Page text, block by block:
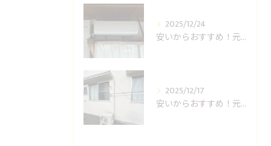
2025/12/24
安いからおすすめ！元消防士の倉敷エアコン取り付け業者はUNO設備へ！
2025/12/17
安いからおすすめ！元消防士の岡山エアコン取り付け業者はUNO設備へ！